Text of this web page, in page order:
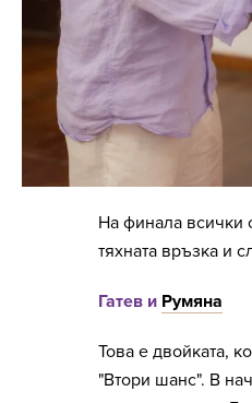
На финала всички
тяхната връзка и
Гатев и Румяна
Това е двойката,
"Втори шанс". В